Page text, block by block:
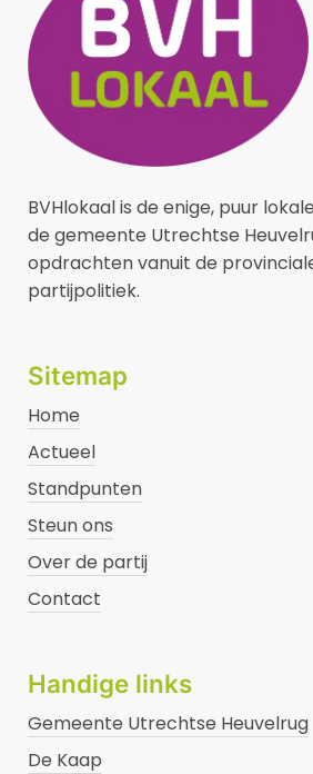
BVHlokaal is de enige, puur
de gemeente Utrechtse
opdrachten vanuit de
partijpolitiek.
Sitemap
Home
Actueel
Standpunten
Steun ons
Over de partij
Contact
Handige links
Gemeente Utrechtse Heuvelrug
De Kaap